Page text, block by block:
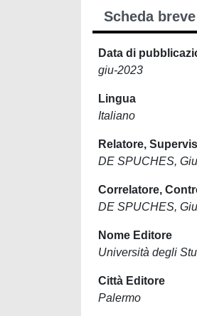
Scheda breve
Data di
giu-2023
Lingua
Italiano
Relatore,
DE SPUCHES,
Correlatore,
DE SPUCHES,
Nome Editore
Università degli
Città Editore
Palermo